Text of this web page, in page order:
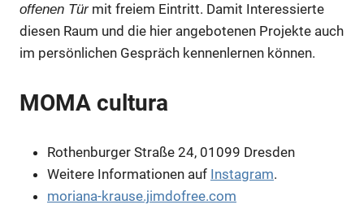
Anzeige
Anzeige
offenen Türmit freiem Eintritt. Damit Interessierte
diesen Raum und die hier angebotenen Projekte auch
im persönlichen Gespräch kennenlernen können.
MOMA cultura
Rothenburger Straße 24, 01099 Dresden
Weitere Informationen auf Instagram.
moriana-krause.jimdofree.com